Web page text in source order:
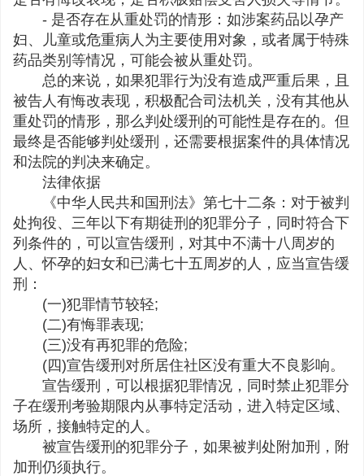
- 是否存在从重处罚的情形：如涉案药品以孕产
妇、儿童或危重病人为主要使用对象，或者属于特殊
药品类别等情况，可能会被从重处罚。
总的来说，如果犯罪行为没有造成严重后果，且
被告人有悔改表现，积极配合司法机关，没有其他从
重处罚的情形，那么判处缓刑的可能性是存在的。但
最终是否能够判处缓刑，还需要根据案件的具体情况
和法院的判决来确定。
法律依据
《中华人民共和国刑法》第七十二条：对于被判
处拘役、三年以下有期徒刑的犯罪分子，同时符合下
列条件的，可以宣告缓刑，对其中不满十八周岁的
人、怀孕的妇女和已满七十五周岁的人，应当宣告缓
刑：
(一)犯罪情节较轻;
(二)有悔罪表现;
(三)没有再犯罪的危险;
(四)宣告缓刑对所居住社区没有重大不良影响。
宣告缓刑，可以根据犯罪情况，同时禁止犯罪分
子在缓刑考验期限内从事特定活动，进入特定区域、
场所，接触特定的人。
被宣告缓刑的犯罪分子，如果被判处附加刑，附
加刑仍须执行。